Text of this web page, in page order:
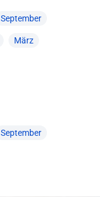
September
März
September